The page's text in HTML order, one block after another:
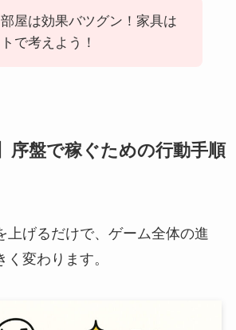
屋は効果バツグン！家具は
で考えよう！
序盤で稼ぐための行動手順
上げるだけで、ゲーム全体の進
変わります。